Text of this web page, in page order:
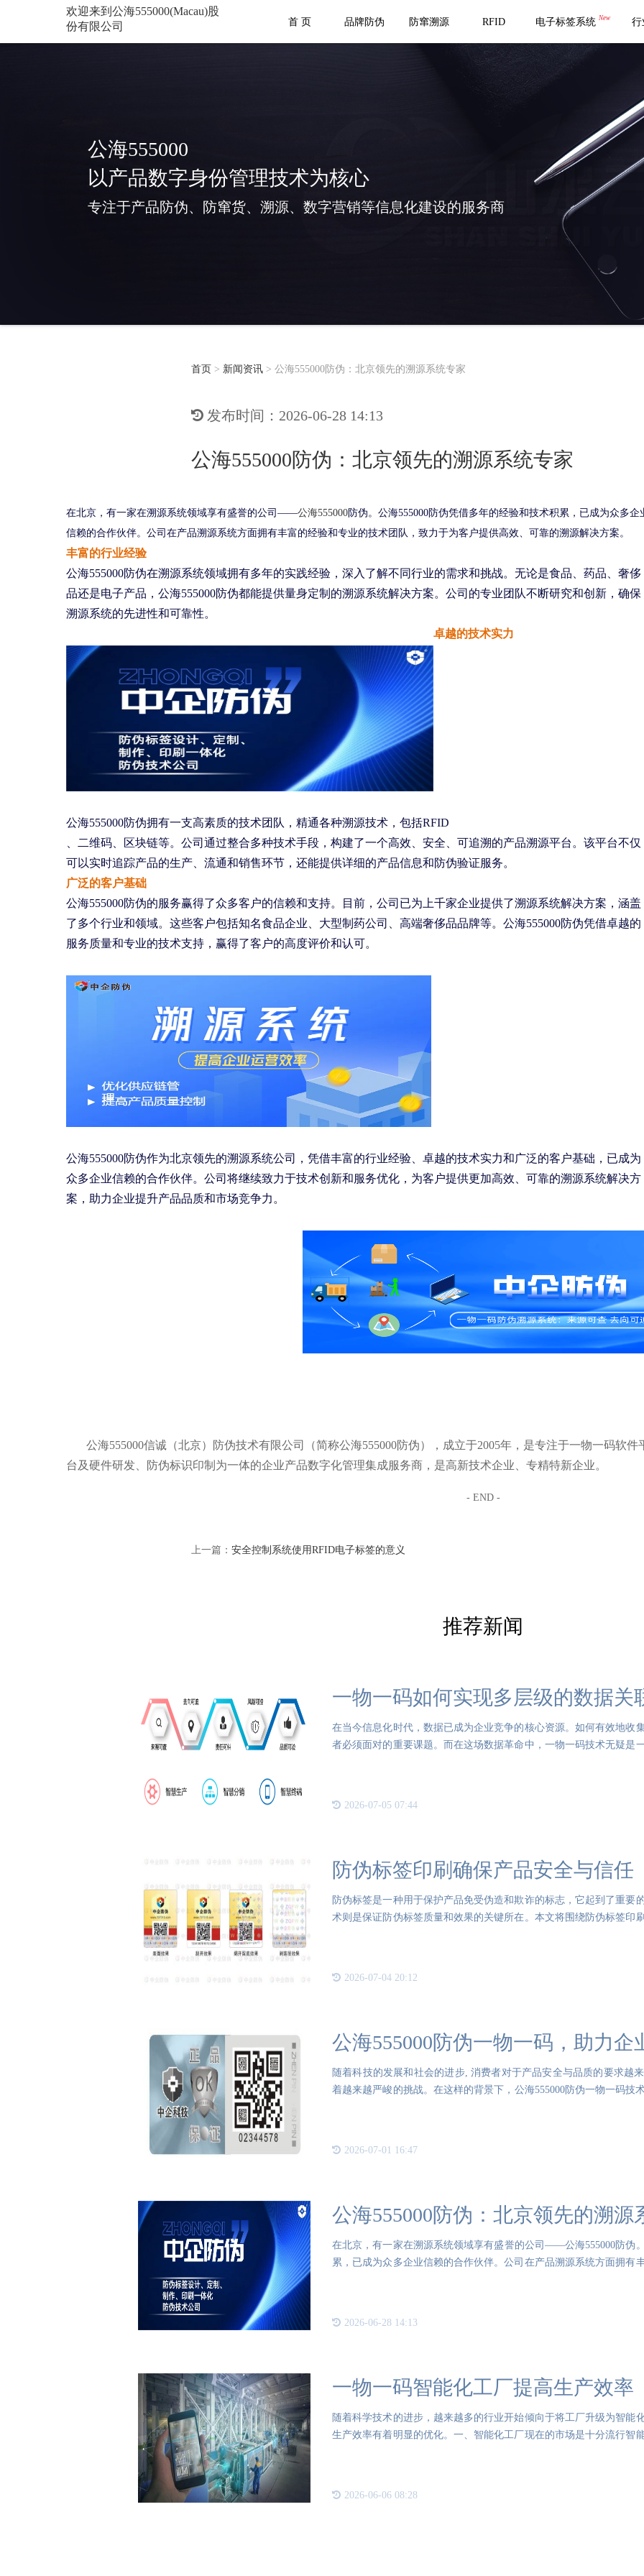
欢迎来到公海555000(Macau)股
份有限公司
首 页 品牌防伪 防窜溯源 RFID 电子标签系统 New 行
公海555000
以产品数字身份管理技术为核心
专注于产品防伪、防窜货、溯源、数字营销等信息化建设的服务商
首页 > 新闻资讯 > 公海555000防伪：北京领先的溯源系统专家
发布时间：2026-06-28 14:13
公海555000防伪：北京领先的溯源系统专家
在北京，有一家在溯源系统领域享有盛誉的公司——公海555000防伪。公海555000防伪凭借多年的经验和技术积累，已成为众多企
信赖的合作伙伴。公司在产品溯源系统方面拥有丰富的经验和专业的技术团队，致力于为客户提供高效、可靠的溯源解决方案。
丰富的行业经验
公海555000防伪在溯源系统领域拥有多年的实践经验，深入了解不同行业的需求和挑战。无论是食品、药品、奢侈
品还是电子产品，公海555000防伪都能提供量身定制的溯源系统解决方案。公司的专业团队不断研究和创新，确保
溯源系统的先进性和可靠性。
卓越的技术实力
公海555000防伪拥有一支高素质的技术团队，精通各种溯源技术，包括RFID
、二维码、区块链等。公司通过整合多种技术手段，构建了一个高效、安全、可追溯的产品溯源平台。该平台不仅
可以实时追踪产品的生产、流通和销售环节，还能提供详细的产品信息和防伪验证服务。
广泛的客户基础
公海555000防伪的服务赢得了众多客户的信赖和支持。目前，公司已为上千家企业提供了溯源系统解决方案，涵盖
了多个行业和领域。这些客户包括知名食品企业、大型制药公司、高端奢侈品品牌等。公海555000防伪凭借卓越的
服务质量和专业的技术支持，赢得了客户的高度评价和认可。
公海555000防伪作为北京领先的溯源系统公司，凭借丰富的行业经验、卓越的技术实力和广泛的客户基础，已成为
众多企业信赖的合作伙伴。公司将继续致力于技术创新和服务优化，为客户提供更加高效、可靠的溯源系统解决方
案，助力企业提升产品品质和市场竞争力。
公海555000信诚（北京）防伪技术有限公司（简称公海555000防伪），成立于2005年，是专注于一物一码软件
台及硬件研发、防伪标识印制为一体的企业产品数字化管理集成服务商，是高新技术企业、专精特新企业。
- END -
上一篇： 安全控制系统使用RFID电子标签的意义
推荐新闻
一物一码如何实现多层级的数据关
在当今信息化时代，数据已成为企业竞争的核心资源。如何有效地收
者必须面对的重要课题。而在这场数据革命中，一物一码技术无疑是
2026-07-05 07:44
防伪标签印刷确保产品安全与信任
防伪标签是一种用于保护产品免受伪造和欺诈的标志，它起到了重要
术则是保证防伪标签质量和效果的关键所在。本文将围绕防伪标签印
2026-07-04 20:12
公海555000防伪一物一码，助力企
随着科技的发展和社会的进步, 消费者对于产品安全与品质的要求越
着越来越严峻的挑战。在这样的背景下，公海555000防伪一物一码技
2026-07-01 16:47
公海555000防伪：北京领先的溯源
在北京，有一家在溯源系统领域享有盛誉的公司——公海555000防伪
累，已成为众多企业信赖的合作伙伴。公司在产品溯源系统方面拥有
2026-06-28 14:13
一物一码智能化工厂提高生产效率
随着科学技术的进步，越来越多的行业开始倾向于将工厂升级为智能
生产效率有着明显的优化。一、智能化工厂现在的市场是十分流行智
2026-06-06 08:28